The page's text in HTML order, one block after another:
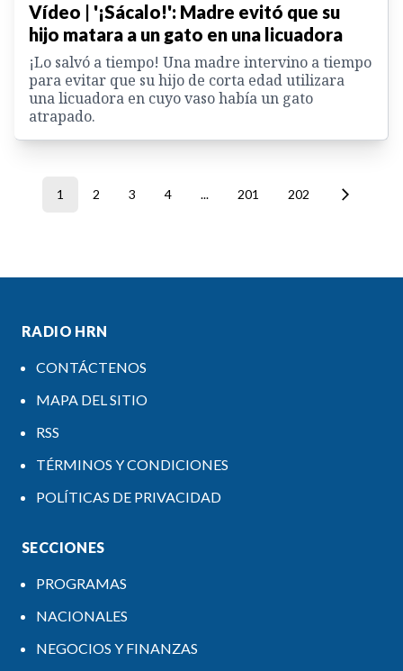
Vídeo | '¡Sácalo!': Madre evitó que su
hijo matara a un gato en una licuadora
¡Lo salvó a tiempo! Una madre intervino a tiempo
para evitar que su hijo de corta edad utilizara
una licuadora en cuyo vaso había un gato
atrapado.
1 2 3 4 ... 201 202
RADIO HRN
CONTÁCTENOS
MAPA DEL SITIO
RSS
TÉRMINOS Y CONDICIONES
POLÍTICAS DE PRIVACIDAD
SECCIONES
PROGRAMAS
NACIONALES
NEGOCIOS Y FINANZAS